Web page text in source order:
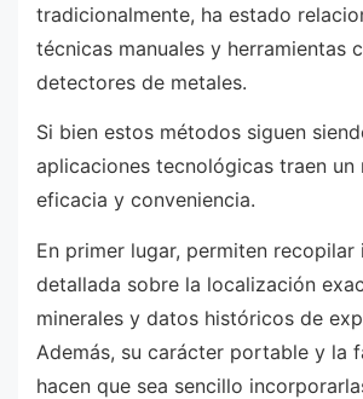
tradicionalmente, ha estado
técnicas manuales y herramientas
detectores de metales.
Si bien estos métodos siguen
aplicaciones tecnológicas traen un
eficacia y conveniencia.
En primer lugar, permiten
detallada sobre la localización
minerales y datos históricos de
Además, su carácter portable y la
hacen que sea sencillo